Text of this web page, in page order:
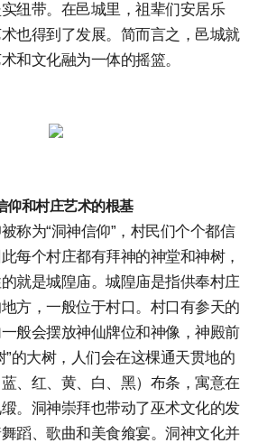
纽带。在邑城里，祖辈们安居乐
也得到了发展。简而言之，邑城就
和文化融为一体的摇篮。
和村庄艺术的根基
称为“洞神信仰”，村民们个个都信
每个村庄都有拜神的神堂和神树，
就是城隍庙。城隍庙是指供奉村庄
方，一般位于村口。村口有参天的
般会摆放神仙牌位和神像，神殿前
”的大树，人们会在这棵通天贯地的
、红、黄、白、黑）布条，寓意在
。洞神崇拜也带动了巫术文化的发
蹈、歌曲和美食飨宴。洞神文化并